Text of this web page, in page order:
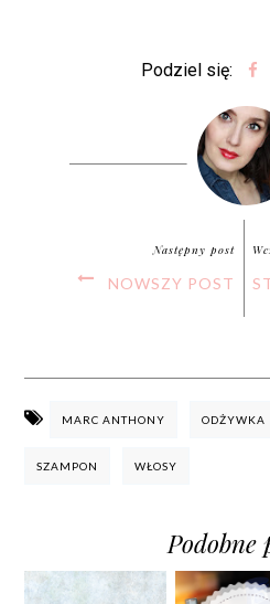
Podziel się:
Następny post
NOWSZY POST
MARC ANTHONY ODŻYWKA
SZAMPON WŁOSY
Podobne